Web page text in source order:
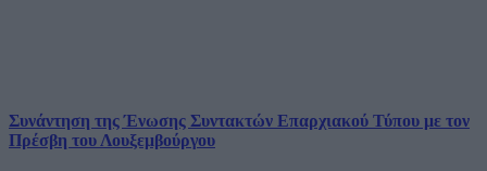
Συνάντηση της Ένωσης Συντακτών Επαρχιακού Τύπου με τον
Πρέσβη του Λουξεμβούργου